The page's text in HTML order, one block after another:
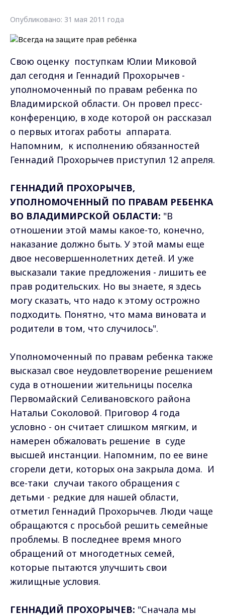
Опубликовано: 31 мая 2011 года
Свою оценку поступкам Юлии Миковой
дал сегодня и Геннадий Прохорычев -
уполномоченный по правам ребенка по
Владимирской области. Он провел пресс-
конференцию, в ходе которой он рассказал
о первых итогах работы аппарата.
Напомним, к исполнению обязанностей
Геннадий Прохорычев приступил 12 апреля.
ГЕННАДИЙ ПРОХОРЫЧЕВ,
УПОЛНОМОЧЕННЫЙ ПО ПРАВАМ РЕБЕНКА
ВО ВЛАДИМИРСКОЙ ОБЛАСТИ: "В
отношении этой мамы какое-то, конечно,
наказание должно быть. У этой мамы еще
двое несовершеннолетних детей. И уже
высказали такие предложения - лишить ее
прав родительских. Но вы знаете, я здесь
могу сказать, что надо к этому острожно
подходить. Понятно, что мама виновата и
родители в том, что случилось".
Уполномоченный по правам ребенка также
высказал свое неудовлетворение решением
суда в отношении жительницы поселка
Первомайский Селивановского района
Натальи Соколовой. Приговор 4 года
условно - он считает слишком мягким, и
намерен обжаловать решение в суде
высшей инстанции. Напомним, по ее вине
сгорели дети, которых она закрыла дома. И
все-таки случаи такого обращения с
детьми - редкие для нашей области,
отметил Геннадий Прохорычев. Люди чаще
обращаются с просьбой решить семейные
проблемы. В последнее время много
обращений от многодетных семей,
которые пытаются улучшить свои
жилищные условия.
ГЕННАДИЙ ПРОХОРЫЧЕВ: "Сначала мы